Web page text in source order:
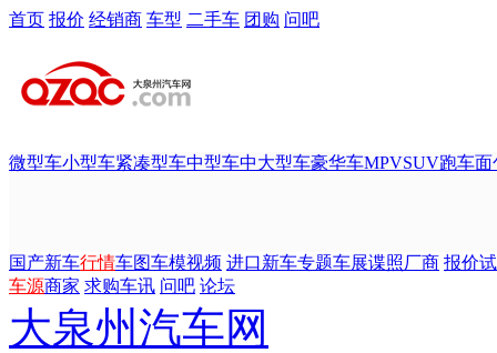
首页 报价 经销商 车型 二手车 团购 问吧
微型车小型车紧凑型车中型车中大型车豪华车MPVSUV跑车面
国产新车行情车图车模视频 进口新车专题车展谍照厂商 报价
车源商家 求购车讯 问吧 论坛
大泉州汽车网